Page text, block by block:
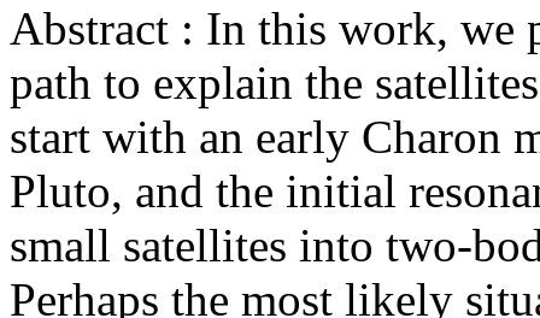
Abstract : In this work, we
path to explain the
start with an early Charon
Pluto, and the initial
small satellites into two-
Perhaps the most likely